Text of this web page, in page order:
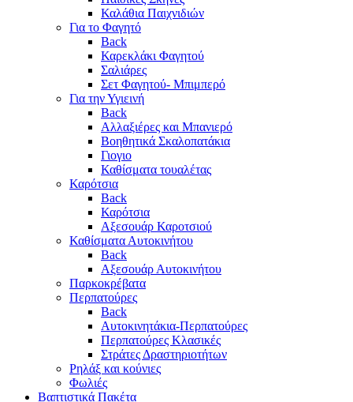
Καλάθια Παιχνιδιών
Για το Φαγητό
Back
Καρεκλάκι Φαγητού
Σαλιάρες
Σετ Φαγητού- Μπιμπερό
Για την Υγιεινή
Back
Αλλαξιέρες και Μπανιερό
Βοηθητικά Σκαλοπατάκια
Γιογιο
Καθίσματα τουαλέτας
Καρότσια
Back
Καρότσια
Αξεσουάρ Καροτσιού
Καθίσματα Αυτοκινήτου
Back
Αξεσουάρ Αυτοκινήτου
Παρκοκρέβατα
Περπατούρες
Back
Αυτοκινητάκια-Περπατούρες
Περπατούρες Κλασικές
Στράτες Δραστηριοτήτων
Ρηλάξ και κούνιες
Φωλιές
Βαπτιστικά Πακέτα